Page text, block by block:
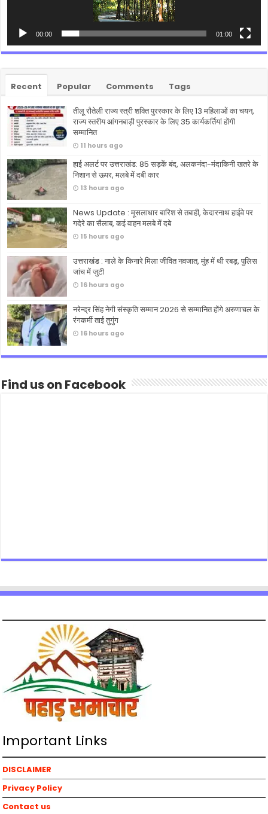
00:00 01:00
Recent Popular Comments Tags
तीलू रौतेली राज्य स्त्री शक्ति पुरस्कार के लिए 13 महिलाओं का चयन,
राज्य स्तरीय आंगनबाड़ी पुरस्कार के लिए 35 कार्यकर्तियां होंगी
सम्मानित
11 hours ago
हाई अलर्ट पर उत्तराखंड: 85 सड़कें बंद, अलकनंदा-मंदाकिनी खतरे के
निशान से ऊपर, मलबे में दबी कार
13 hours ago
News Update : मूसलाधार बारिश से तबाही, केदारनाथ हाईवे पर
गदेरे का सैलाब, कई वाहन मलबे में दबे
15 hours ago
उत्तराखंड : नाले के किनारे मिला जीवित नवजात, मुंह में थी रबड़, पुलिस
जांच में जुटी
16 hours ago
नरेन्द्र सिंह नेगी संस्कृति सम्मान 2026 से सम्मानित होंगे अरुणाचल के
रंगकर्मी ताई तुगुंग
16 hours ago
Find us on Facebook
Important Links
DISCLAIMER
Privacy Policy
Contact us